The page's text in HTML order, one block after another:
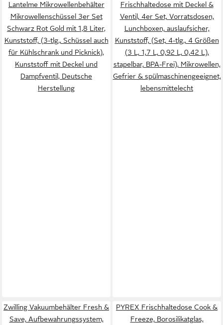
Lantelme Mikrowellenbehälter
Mikrowellenschüssel 3er Set
Schwarz Rot Gold mit 1,8 Liter,
Kunststoff, (3-tlg., Schüssel auch
für Kühlschrank und Picknick),
Kunststoff mit Deckel und
Dampfventil, Deutsche
Herstellung
Frischhaltedose mit Deckel &
Ventil, 4er Set, Vorratsdosen,
Lunchboxen, auslaufsicher,
Kunststoff, (Set, 4-tlg., 4 Größen
(3 L, 1,7 L, 0,92 L, 0,42 L),
stapelbar, BPA-Frei), Mikrowellen,
Gefrier & spülmaschinengeeignet,
lebensmittelecht
Zwilling Vakuumbehälter Fresh &
Save, Aufbewahrungssystem,
PYREX Frischhaltedose Cook &
Freeze, Borosilikatglas,